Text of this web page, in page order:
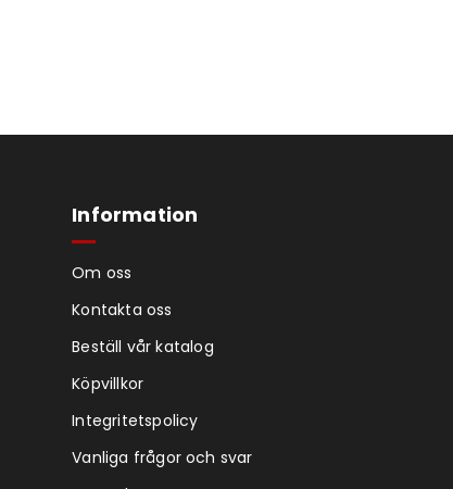
Information
Om oss
Kontakta oss
Beställ vår katalog
Köpvillkor
Integritetspolicy
Vanliga frågor och svar